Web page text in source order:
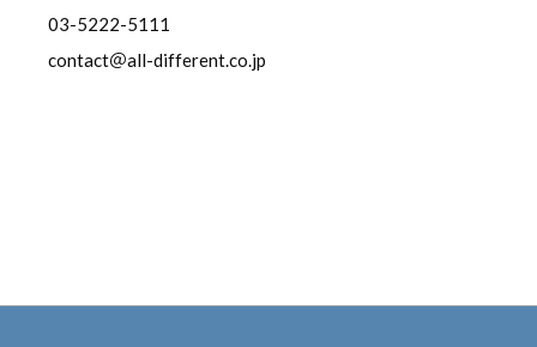
03-5222-5111
contact＠all-different.co.jp